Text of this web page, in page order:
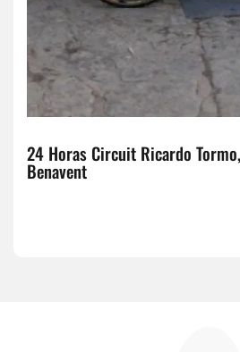
24 Horas Circuit Ricardo
Benavent